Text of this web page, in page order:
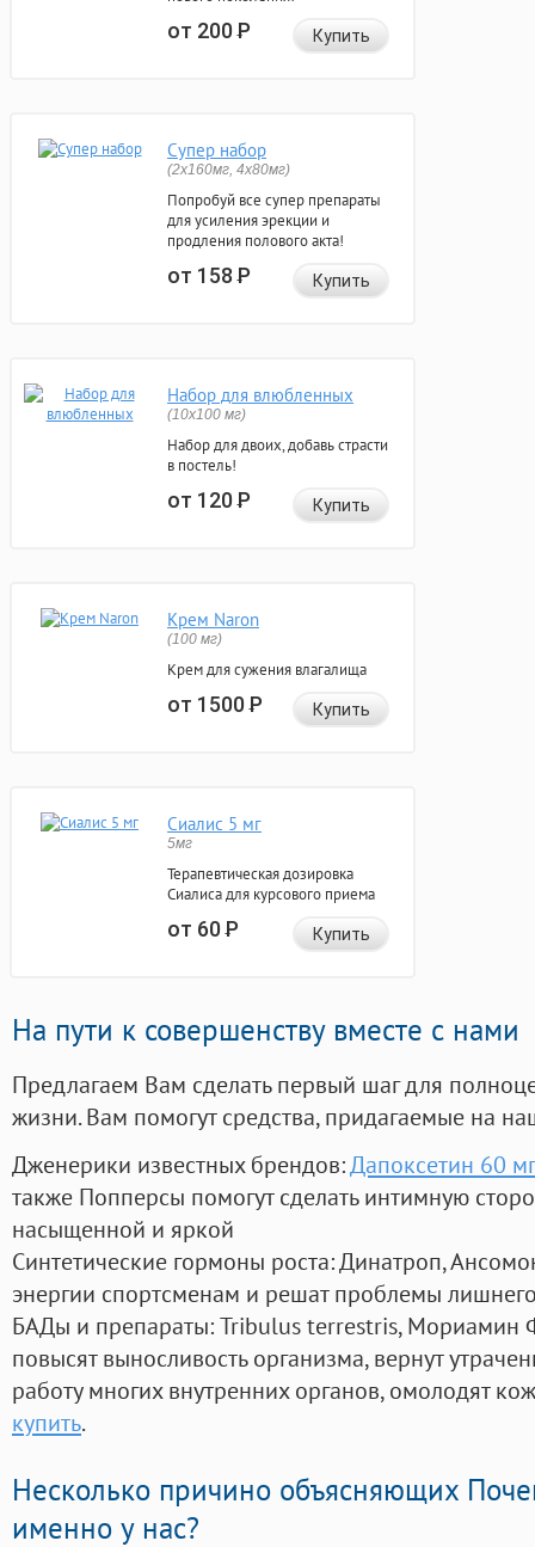
от 200Р Купить
Супер набор
(2х160мг, 4х80мг)
Попробуй все супер препараты
для усиления эрекции и
продления полового акта!
от 158Р Купить
Набор для влюбленных
(10х100 мг)
Набор для двоих, добавь страсти
в постель!
от 120Р Купить
Крем Naron
(100 мг)
Крем для сужения влагалища
от 1500Р Купить
Сиалис 5 мг
5мг
Терапевтическая дозировка
Сиалиса для курсового приема
от 60Р Купить
На пути к совершенству вместе с нами
Предлагаем Вам сделать первый шаг для
жизни. Вам помогут средства, придагаемые на
Дженерики известных брендов:Дапоксетин 60
также Попперсы помогут сделать интимную
насыщенной и яркой
Синтетические гормоны роста: Динатроп,
энергии спортсменам и решат проблемы
БАДы и препараты:Tribulus terrestris, Мориамин
повысят выносливость организма, вернут
работу многих внутренних органов, омолодят
купить.
Несколько причино объясняющих
именно у нас?